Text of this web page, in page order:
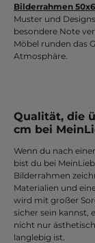
Bilderrahmen
Muster und
besondere Note
Möbel runden das
Atmosphäre.
Qualität, die
cm bei
Wenn du nach
bist du bei
Bilderrahmen
Materialien und
wird mit großer
sicher sein kannst,
nicht nur
langlebig ist.